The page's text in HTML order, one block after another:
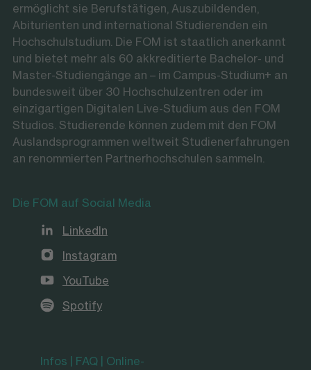
ermöglicht sie Berufstätigen, Auszubildenden,
Abiturienten und international Studierenden ein
Hochschulstudium. Die FOM ist staatlich anerkannt
und bietet mehr als 60 akkreditierte Bachelor- und
Master-Studiengänge an – im Campus-Studium+ an
bundesweit über 30 Hochschulzentren oder im
einzigartigen Digitalen Live-Studium aus den FOM
Studios. Studierende können zudem mit den FOM
Auslandsprogrammen weltweit Studienerfahrungen
an renommierten Partnerhochschulen sammeln.
Die FOM auf Social Media
LinkedIn
Instagram
YouTube
Spotify
Infos | FAQ | Online-